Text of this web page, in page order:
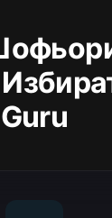
Guru